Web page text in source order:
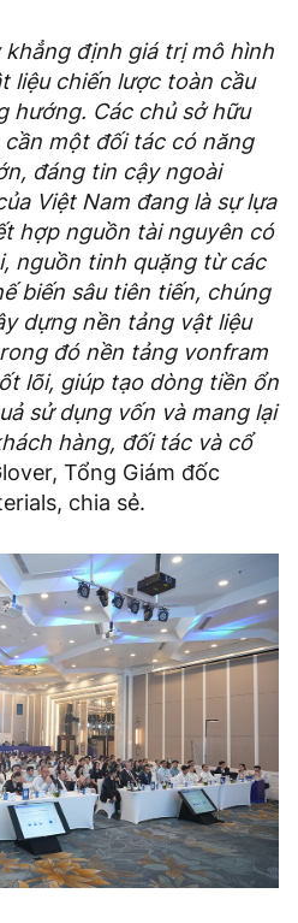
khẳng định giá trị mô hình
liệu chiến lược toàn cầu
hướng. Các chủ sở hữu
một đối tác có năng
đáng tin cậy ngoài
Việt Nam đang là sự lựa
hợp nguồn tài nguyên có
nguồn tinh quặng từ các
biến sâu tiên tiến, chúng
dựng nền tảng vật liệu
đó nền tảng vonfram
lõi, giúp tạo dòng tiền ổn
sử dụng vốn và mang lại
hàng, đối tác và cổ
Tổng Giám đốc
chia sẻ.